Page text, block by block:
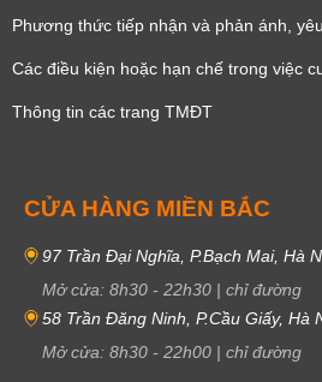
Phương thức tiếp nhận và phản ánh,
Các điều kiện hoặc hạn chế trong việc
Thông tin các trang TMĐT
CỬA HÀNG MIỀN BẮC
97 Trần Đại Nghĩa, P.Bạch Mai, Hà
Mở cửa: 8h30 - 22h30 | chỉ đường
58 Trần Đăng Ninh, P.Cầu Giấy, Hà
Mở cửa: 8h30 - 22h00 | chỉ đường